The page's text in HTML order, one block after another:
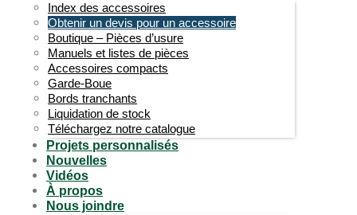
Index des accessoires
Obtenir un devis pour un accessoire
Boutique – Pièces d’usure
Manuels et listes de pièces
Accessoires compacts
Garde-Boue
Bords tranchants
Liquidation de stock
Téléchargez notre catalogue
Projets personnalisés
Nouvelles
Vidéos
À propos
Nous joindre